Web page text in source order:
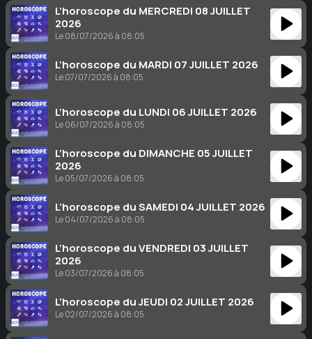
L’horoscope du MERCREDI 08 JUILLET
2026
Le 08/07/2026 à 08:05
L’horoscope du MARDI 07 JUILLET 2026
Le 07/07/2026 à 08:05
L’horoscope du LUNDI 06 JUILLET 2026
Le 06/07/2026 à 08:05
L’horoscope du DIMANCHE 05 JUILLET
2026
Le 05/07/2026 à 08:05
L’horoscope du SAMEDI 04 JUILLET 2026
Le 04/07/2026 à 08:05
L’horoscope du VENDREDI 03 JUILLET
2026
Le 03/07/2026 à 08:05
L’horoscope du JEUDI 02 JUILLET 2026
Le 02/07/2026 à 08:05